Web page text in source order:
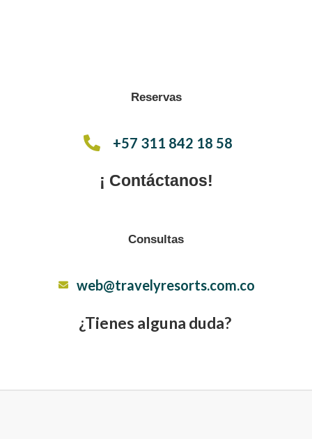
Reservas
+57 311 842 18 58
¡ Contáctanos!
Consultas
web@travelyresorts.com.co
¿Tienes alguna duda?